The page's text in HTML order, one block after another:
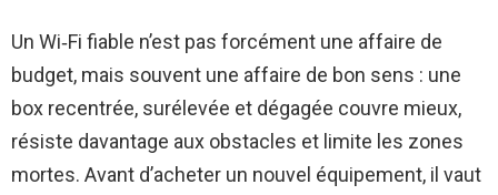
Un Wi‑Fi fiable n’est pas forcément une affaire de
budget, mais souvent une affaire de bon sens : une
box recentrée, surélevée et dégagée couvre mieux,
résiste davantage aux obstacles et limite les zones
mortes. Avant d’acheter un nouvel équipement, il vaut